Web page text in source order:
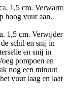
1,5 cm. Verwarm
hoog vuur aan.
1,5 cm. Verwijder
schil en snij in
en snij in
pompoen en
nog een minuut
vuur laag en laat